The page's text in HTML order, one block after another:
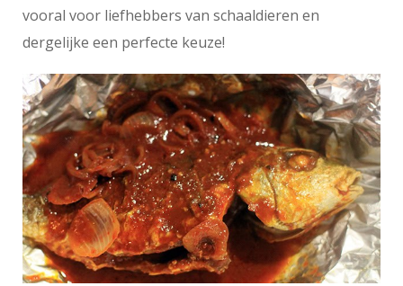
vooral voor liefhebbers van schaaldieren en
dergelijke een perfecte keuze!